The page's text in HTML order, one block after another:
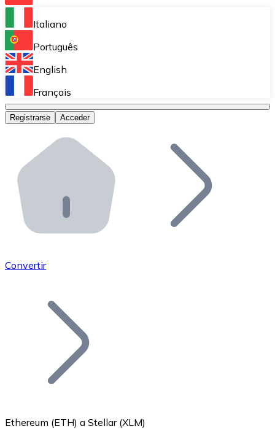
Bitnovo Ramp
Integra nuestra solución en tu plataforma.
Bitnovo Giftcards
Bitnovo OTC
Bitnovo ATM
Integra un ATM Bitnovo en tu negocio y permite que
Bitnovo API
Integra nuestra API en tu ecosistema.
Únete a nuestra red de distribuidores.
Añade tu proyecto a nuestro ecosistema.
Italiano
Português
English
Français
Registrarse Acceder
Convertir
Ethereum (ETH) a Stellar (XLM)